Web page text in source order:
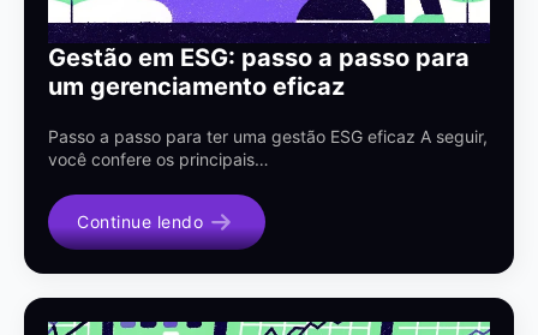
Gestão em ESG: passo a passo para
um gerenciamento eficaz
Passo a passo para ter uma gestão ESG eficaz A seguir,
você confere os principais…
Continue lendo